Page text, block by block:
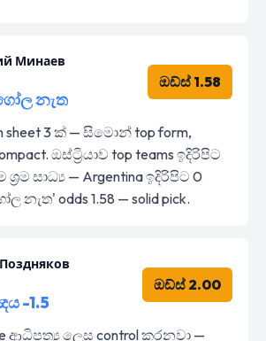
Минаев
නැත
ඔඩ්ස් 1.58
3 ක් — සිමොන් top form,
ඔස්ට්‍රියාව top teams ඉදිරිපිට
ශ්‍රම සාධ්‍ය — Argentina ඉදිරිපිට 0
නැත' odds 1.58 — solid pick.
-1.5
ඔඩ්ස් 2.00
ආධිපත්‍ය ලෙස control කරනවා —